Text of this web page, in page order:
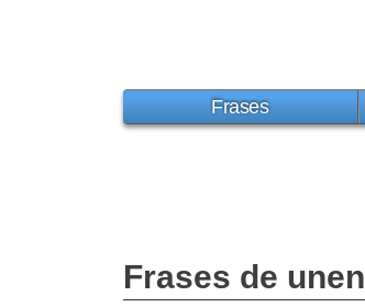
Frases
Frases de unen